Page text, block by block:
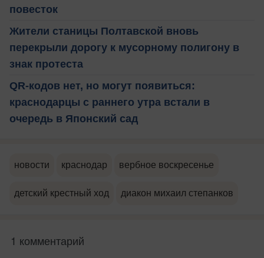
повесток
Жители станицы Полтавской вновь
перекрыли дорогу к мусорному полигону в
знак протеста
QR-кодов нет, но могут появиться:
краснодарцы с раннего утра встали в
очередь в Японский сад
новости краснодар вербное воскресенье
детский крестный ход диакон михаил степанков
1 комментарий